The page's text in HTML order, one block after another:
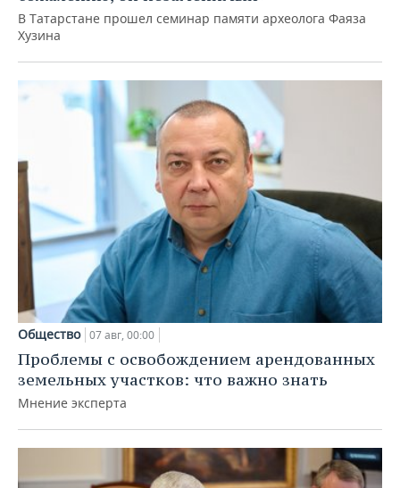
В Татарстане прошел семинар памяти археолога Фаяза
Хузина
Общество 07 авг, 00:00
Проблемы с освобождением арендованных
земельных участков: что важно знать
Мнение эксперта